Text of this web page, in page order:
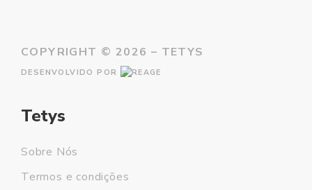
COPYRIGHT © 2026 – TETYS
DESENVOLVIDO POR
Tetys
Sobre Nós
Termos e condições